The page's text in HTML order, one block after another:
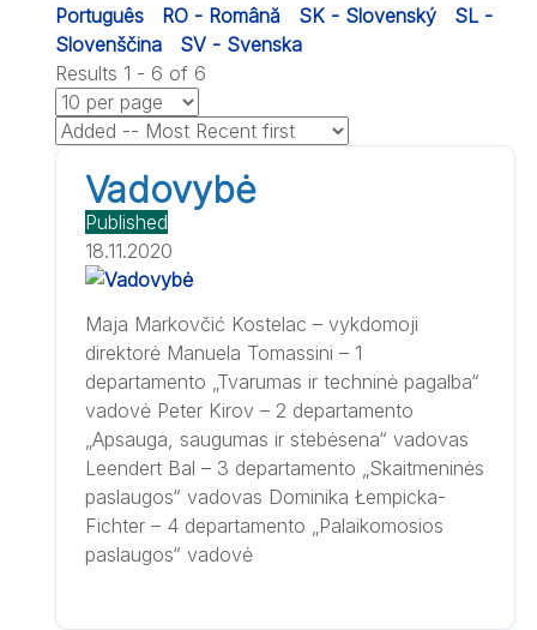
Português
RO - Română SK - Slovenský
SL -
Slovenščina
SV - Svenska
Results 1 - 6 of 6
Vadovybė
Published
18.11.2020
Maja Markovčić Kostelac – vykdomoji
direktorė Manuela Tomassini – 1
departamento „Tvarumas ir techninė pagalba“
vadovė Peter Kirov – 2 departamento
„Apsauga, saugumas ir stebėsena“ vadovas
Leendert Bal – 3 departamento „Skaitmeninės
paslaugos“ vadovas Dominika Łempicka-
Fichter – 4 departamento „Palaikomosios
paslaugos“ vadovė